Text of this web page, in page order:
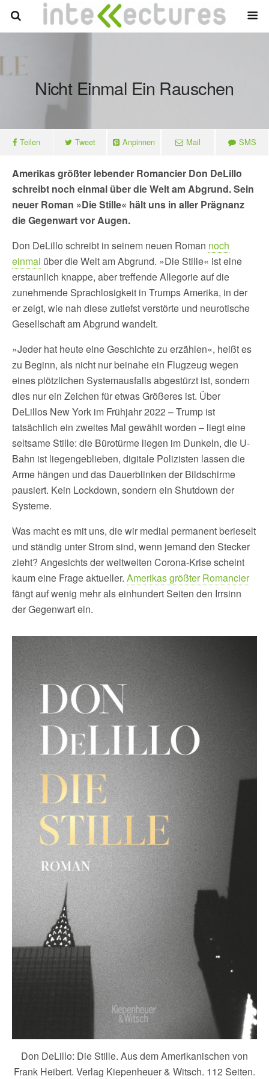
Nicht Einmal Ein Rauschen
Teilen Tweet Anpinnen Mail SMS
Amerikas größter lebender Romancier Don DeLillo
schreibt noch einmal über die Welt am Abgrund. Sein
neuer Roman »Die Stille« hält uns in aller Prägnanz
die Gegenwart vor Augen.
Don DeLillo schreibt in seinem neuen Roman noch
einmal über die Welt am Abgrund. »Die Stille« ist eine
erstaunlich knappe, aber treffende Allegorie auf die
zunehmende Sprachlosigkeit in Trumps Amerika, in der
er zeigt, wie nah diese zutiefst verstörte und neurotische
Gesellschaft am Abgrund wandelt.
»Jeder hat heute eine Geschichte zu erzählen«, heißt es
zu Beginn, als nicht nur beinahe ein Flugzeug wegen
eines plötzlichen Systemausfalls abgestürzt ist, sondern
dies nur ein Zeichen für etwas Größeres ist. Über
DeLillos New York im Frühjahr 2022 – Trump ist
tatsächlich ein zweites Mal gewählt worden – liegt eine
seltsame Stille: die Bürotürme liegen im Dunkeln, die U-
Bahn ist liegengeblieben, digitale Polizisten lassen die
Arme hängen und das Dauerblinken der Bildschirme
pausiert. Kein Lockdown, sondern ein Shutdown der
Systeme.
Was macht es mit uns, die wir medial permanent berieselt
und ständig unter Strom sind, wenn jemand den Stecker
zieht? Angesichts der weltweiten Corona-Krise scheint
kaum eine Frage aktueller. Amerikas größter Romancier
fängt auf wenig mehr als einhundert Seiten den Irrsinn
der Gegenwart ein.
Don DeLillo: Die Stille. Aus dem Amerikanischen von
Frank Heibert. Verlag Kiepenheuer & Witsch. 112 Seiten.